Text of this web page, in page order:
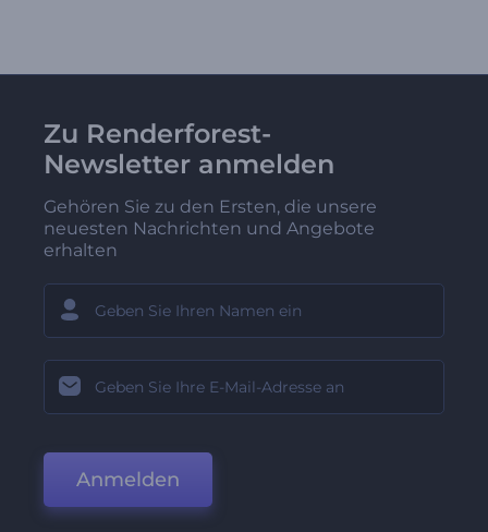
Zu Renderforest-
Newsletter anmelden
Gehören Sie zu den Ersten, die unsere
neuesten Nachrichten und Angebote
erhalten
Anmelden